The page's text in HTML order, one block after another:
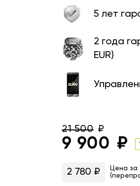
5 лет
2 года
EUR)
21 500
9 900
2 780 ₽
Цена за